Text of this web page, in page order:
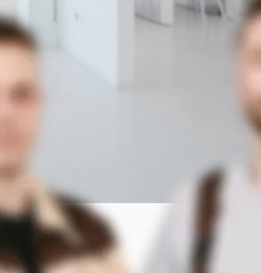
фото помогут мастеру